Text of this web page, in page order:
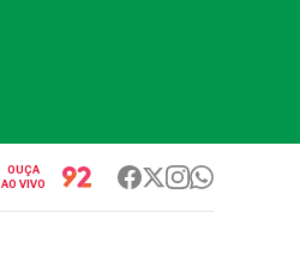
OUÇA
AO VIVO